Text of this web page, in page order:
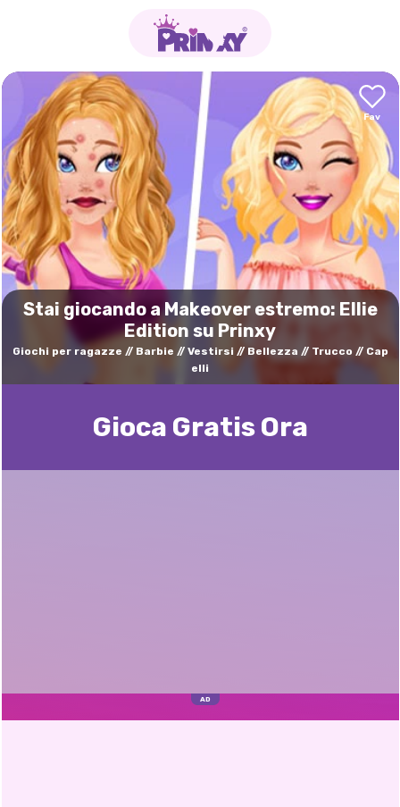
Stai giocando a Makeover estremo: Ellie
Edition su Prinxy
Giochi per ragazze Barbie Vestirsi Bellezza Trucco
Cap
elli
Gioca Gratis Ora